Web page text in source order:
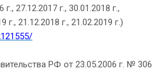
г., 27.12.2017 г., 30.01.2018 г.,
г., 21.12.2018 г., 21.02.2019 г.)
РФ от 23.05.2006 г. № 306